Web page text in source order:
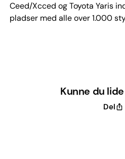
Ceed/Xcced og Toyota Yaris
pladser med alle over 1.000
Kunne du
Del